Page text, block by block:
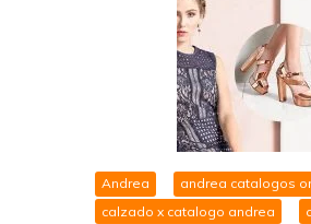
Andrea andrea catalogos
calzado x catalogo andrea